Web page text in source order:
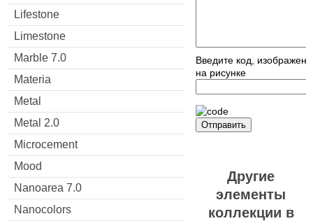
Lifestone
Limestone
Marble 7.0
Materia
Metal
Metal 2.0
Microcement
Mood
Nanoarea 7.0
Nanocolors
Введите код,
на рисунке
Отправить
Другие
элементы
коллекции в